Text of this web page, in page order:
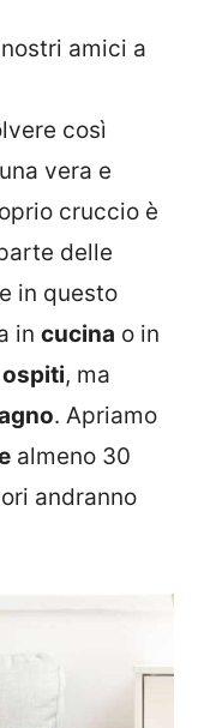
amici a
così
vera e
cruccio è
delle
in questo
in cucina o in
ospiti, ma
. Apriamo
almeno 30
andranno